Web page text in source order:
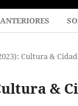
Cultura &
&